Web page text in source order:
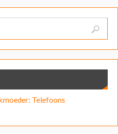
Telefoons